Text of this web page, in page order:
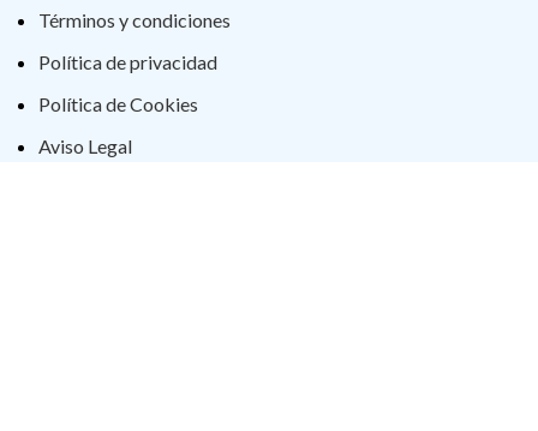
Términos y condiciones
Política de privacidad
Política de Cookies
Aviso Legal